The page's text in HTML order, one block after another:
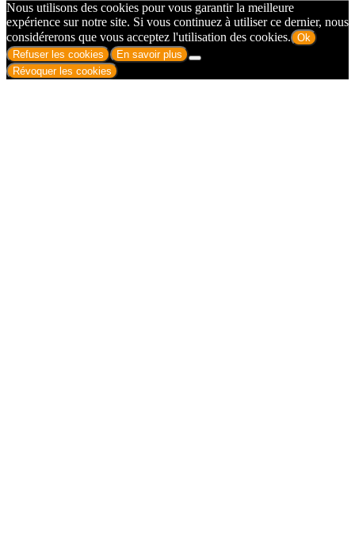
Nous utilisons des cookies pour vous garantir la meilleure
expérience sur notre site. Si vous continuez à utiliser ce dernier, nous
considérerons que vous acceptez l'utilisation des cookies. Ok
Refuser les cookies
En savoir plus
Révoquer les cookies